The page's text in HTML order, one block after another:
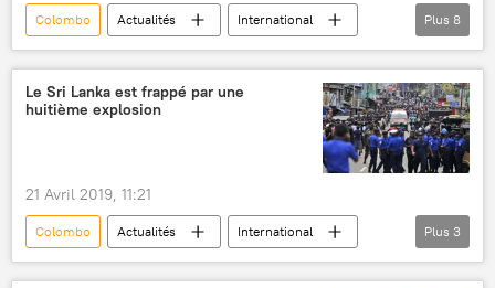
Colombo Actualités
International
France
Sri Lanka
Marine Le Pen
Emmanuel Macron
victimes
explosion
Explosions dans des hôtels et églises au Sri Lanka
Plus 8
Le Sri Lanka est frappé par une
huitième explosion
21 Avril 2019, 11:21
Colombo Actualités
International
Sri Lanka
explosion
Plus 3